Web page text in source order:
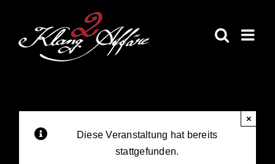
content
Diese Veranstaltung hat bereits
stattgefunden.
×